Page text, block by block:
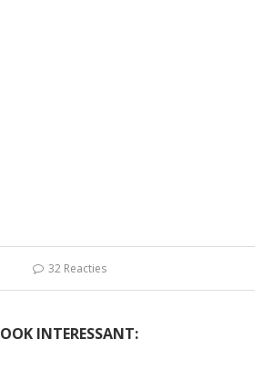
32 Reacties
OOK INTERESSANT: